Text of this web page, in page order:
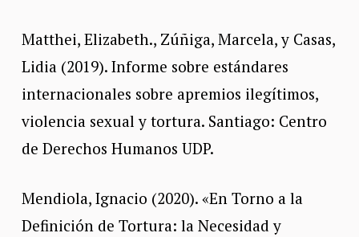
Matthei, Elizabeth., Zúñiga, Marcela, y Casas,
Lidia (2019). Informe sobre estándares
internacionales sobre apremios ilegítimos,
violencia sexual y tortura. Santiago: Centro
de Derechos Humanos UDP.
Mendiola, Ignacio (2020). «En Torno a la
Definición de Tortura: la Necesidad y